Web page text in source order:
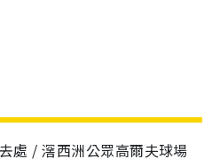
處 / 滘西洲公眾高爾夫球場